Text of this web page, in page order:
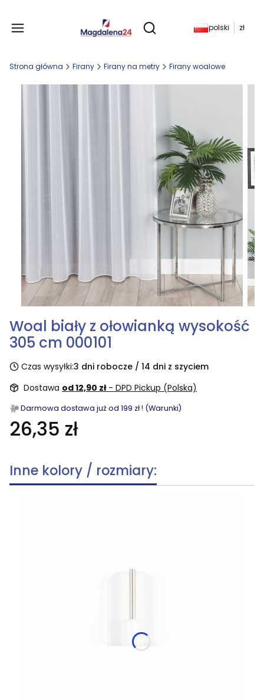
Otwórz wyszukiwarkę
Produkty w
polski zł
Strona główna Firany Firany na metry Firany woalowe
Woal biały z ołowianką wysokość
305 cm 000101
Czas wysyłki:3 dni robocze / 14 dni z szyciem
Dostawa od 12,90 zł - DPD Pickup (Polska)
Darmowa dostawa już od 199 zł ! (Warunki)
26,35 zł
Inne kolory / rozmiary: